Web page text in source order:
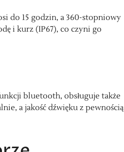
do 15 godzin, a 360-stopniowy
i kurz (IP67), co czyni go
bluetooth, obsługuje także
a jakość dźwięku z pewnością